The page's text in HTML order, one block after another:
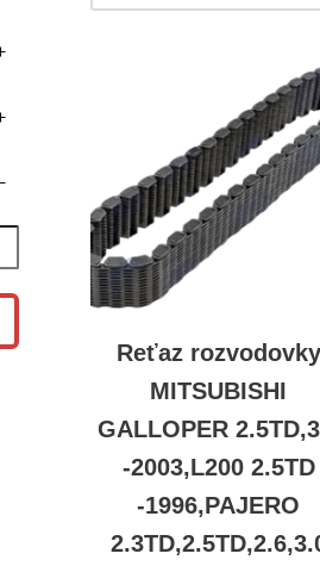
Reťaz rozvodovky
MITSUBISHI
GALLOPER
-2003,L200 2.5TD
-1996,PAJERO